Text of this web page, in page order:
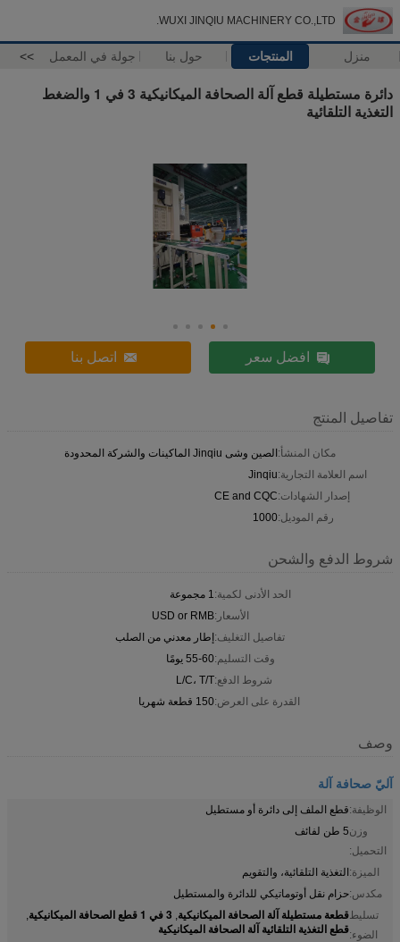
WUXI JINQIU MACHINERY CO.,LTD.
منزل المنتجات حول بنا جولة في المعمل >>
دائرة مستطيلة قطع آلة الصحافة الميكانيكية 3 في 1 والضغط
التغذية التلقائية
افضل سعر اتصل بنا
تفاصيل المنتج
مكان المنشأ:الصين وشى Jinqiu الماكينات والشركة المحدودة
اسم العلامة التجارية:Jinqiu
إصدار الشهادات:CE and CQC
رقم الموديل:1000
شروط الدفع والشحن
الحد الأدنى لكمية:1 مجموعة
الأسعار:USD or RMB
تفاصيل التغليف:إطار معدني من الصلب
وقت التسليم:55-60 يومًا
شروط الدفع:L/C، T/T
القدرة على العرض:150 قطعة شهريا
وصف
آليّ صحافة آلة
الوظيفة:قطع الملف إلى دائرة أو مستطيل
وزن
التحميل:
5 طن لفائف
الميزة:التغذية التلقائية، والتقويم
مكدس:حزام نقل أوتوماتيكي للدائرة والمستطيل
تسليط
الضوء:
قطعة مستطيلة آلة الصحافة الميكانيكية, 3 في 1 قطع الصحافة الميكانيكية ,
قطع التغذية التلقائية آلة الصحافة الميكانيكية